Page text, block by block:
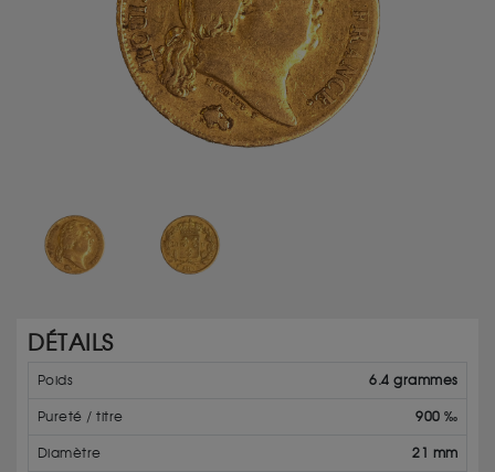
DÉTAILS
Poids 6.4 grammes
Pureté / titre 900 ‰
Diamètre 21 mm